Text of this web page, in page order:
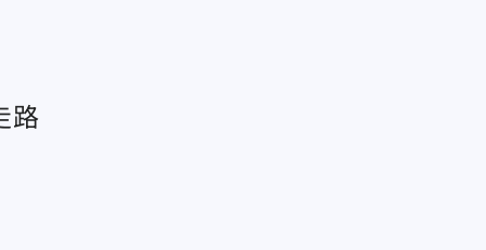
路